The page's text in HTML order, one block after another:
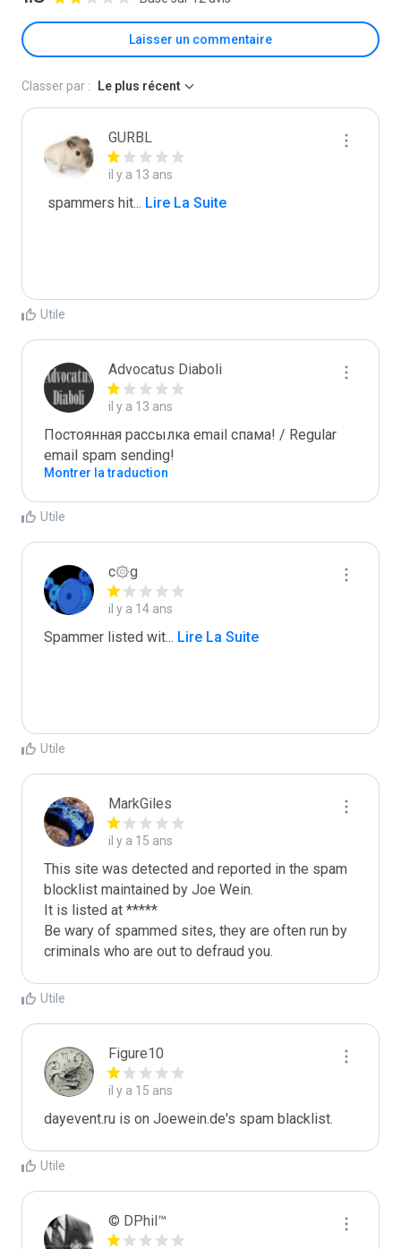
Laisser un commentaire
Classer par : Le plus récent
GURBL
il y a 13 ans
spammers hit... Lire La Suite
Utile
Advocatus Diaboli
il y a 13 ans
Постоянная рассылка email спама! / Regular
email spam sending!
Montrer la traduction
Utile
c۞g
il y a 14 ans
Spammer listed wit... Lire La Suite
Utile
MarkGiles
il y a 15 ans
This site was detected and reported in the spam
blocklist maintained by Joe Wein.
It is listed at *****
Be wary of spammed sites, they are often run by
criminals who are out to defraud you.
Utile
Figure10
il y a 15 ans
dayevent.ru is on Joewein.de's spam blacklist.
Utile
© DPhil™